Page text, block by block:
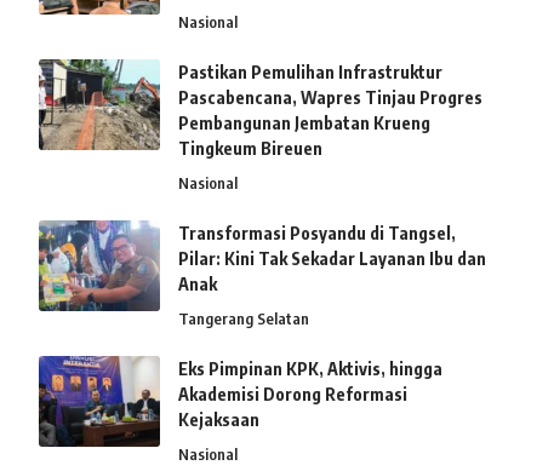
Nasional
Pastikan Pemulihan Infrastruktur
Pascabencana, Wapres Tinjau Progres
Pembangunan Jembatan Krueng
Tingkeum Bireuen
Nasional
Transformasi Posyandu di Tangsel,
Pilar: Kini Tak Sekadar Layanan Ibu dan
Anak
Tangerang Selatan
Eks Pimpinan KPK, Aktivis, hingga
Akademisi Dorong Reformasi
Kejaksaan
Nasional